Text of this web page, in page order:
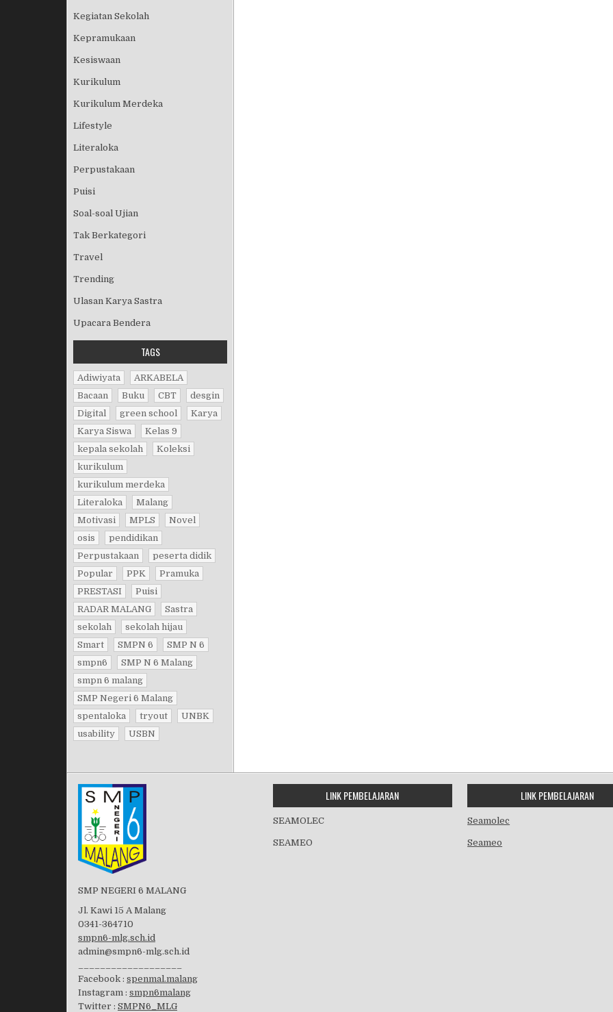
Kegiatan Sekolah
Kepramukaan
Kesiswaan
Kurikulum
Kurikulum Merdeka
Lifestyle
Literaloka
Perpustakaan
Puisi
Soal-soal Ujian
Tak Berkategori
Travel
Trending
Ulasan Karya Sastra
Upacara Bendera
TAGS
Adiwiyata
ARKABELA
Bacaan
Buku CBT
desgin
Digital
green school
Karya
Karya Siswa
Kelas 9
kepala sekolah
Koleksi
kurikulum
kurikulum merdeka
Literaloka
Malang
Motivasi
MPLS
Novel
osis
pendidikan
Perpustakaan
peserta didik
Popular
PPK
Pramuka
PRESTASI
Puisi
RADAR MALANG
Sastra
sekolah
sekolah hijau
Smart
SMPN 6
SMP N 6
smpn6
SMP N 6 Malang
smpn 6 malang
SMP Negeri 6 Malang
spentaloka
tryout
UNBK
usability
USBN
SMP NEGERI 6 MALANG
Jl. Kawi 15 A Malang
0341-364710
smpn6-mlg.sch.id
admin@smpn6-mlg.sch.id
Facebook : spenmal.malang
Instagram : smpn6malang
Twitter : SMPN6_MLG
LINK PEMBELAJARAN
SEAMOLEC
SEAMEO
LINK PEMBELAJARAN
Seamolec
Seameo